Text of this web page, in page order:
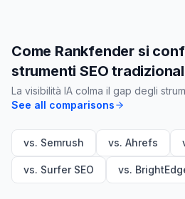
Come Rankfender si
strumenti SEO
La visibilità IA colma il gap degli
See all comparisons
vs. Semrush vs. Ahrefs
vs. Surfer SEO vs.